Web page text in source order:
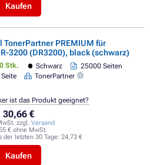
Kaufen
TonerPartner PREMIUM für
3200 (DR3200), black (schwarz)
Stk. Schwarz
25000 Seiten
TonerPartner
30,66 €
zzgl. Versand
€ ohne MwSt.
der letzten 30 Tage: 24,73 €
Kaufen
ist das Produkt geeignet?